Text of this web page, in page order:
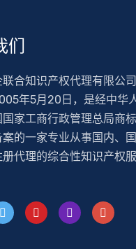
们
合知识产权代理有限公司
年5月20日，是经中华
国家工商行政管理总局商标
的一家专业从事国内、国
册代理的综合性知识产权服